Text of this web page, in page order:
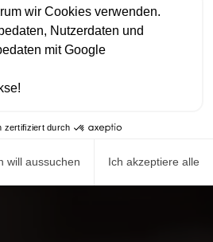
wir Cookies verwenden.
Nutzerdaten und
mit Google
zertifiziert durch
will aussuchen Ich akzeptiere alle